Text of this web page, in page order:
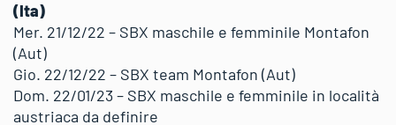
(Ita)
Mer. 21/12/22 – SBX maschile e femminile Montafon
(Aut)
Gio. 22/12/22 – SBX team Montafon (Aut)
Dom. 22/01/23 – SBX maschile e femminile in località
austriaca da definire